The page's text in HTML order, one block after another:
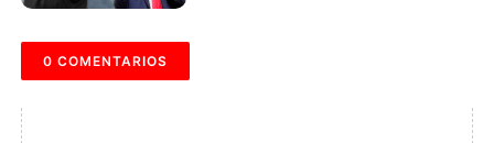
0 COMENTARIOS